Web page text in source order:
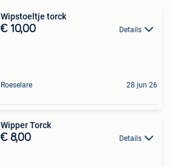
Wipstoeltje torck
€ 10,00 Details
Roeselare 28 jun 26
Wipper Torck
€ 8,00 Details